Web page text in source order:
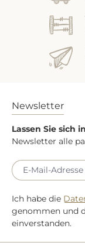
Newsletter
Lassen Sie sich
Newsletter alle
Ich habe die
genommen und
einverstanden.